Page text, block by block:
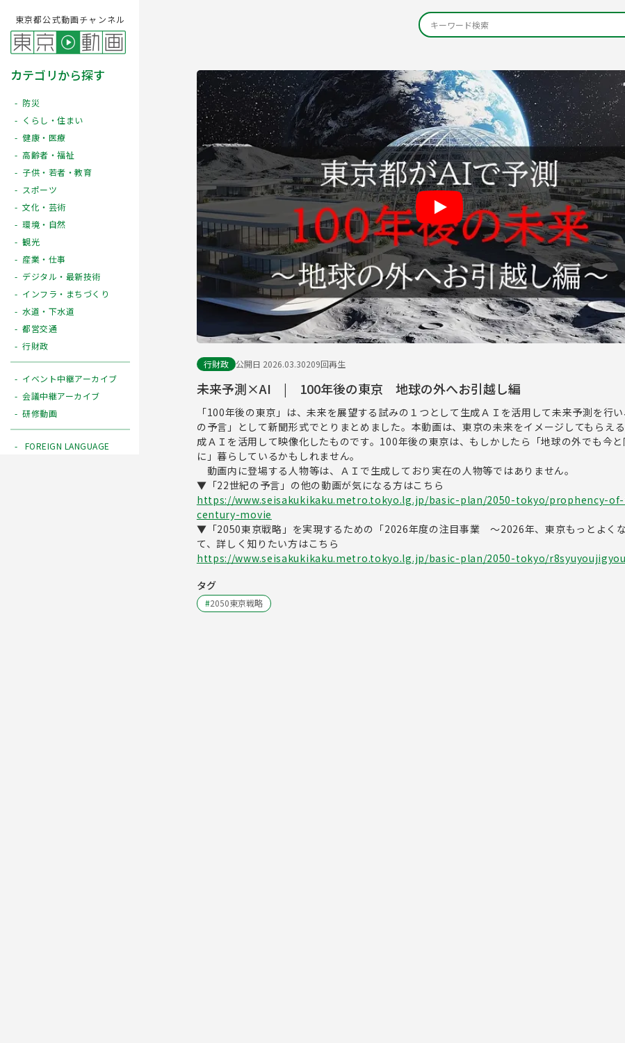
東京都公式動画チャンネル
カテゴリから探す
防災
くらし・住まい
健康・医療
高齢者・福祉
子供・若者・教育
スポーツ
文化・芸術
環境・自然
観光
産業・仕事
デジタル・最新技術
インフラ・まちづくり
水道・下水道
都営交通
行財政
イベント中継アーカイブ
会議中継アーカイブ
研修動画
FOREIGN LANGUAGE
Play
行財政 公開日 2026.03.30209回再生
未来予測×AI | 100年後の東京 地球の外へお引越し編
「100年後の東京」は、未来を展望する試みの１つとして生成ＡＩを活用して未来予測を行
の予言」として新聞形式でとりまとめました。本動画は、東京の未来をイメージしてもらえ
成ＡＩを活用して映像化したものです。100年後の東京は、もしかしたら「地球の外でも今と
に」暮らしているかもしれません。
動画内に登場する人物等は、ＡＩで生成しており実在の人物等ではありません。
▼「22世紀の予言」の他の動画が気になる方はこちら
https://www.seisakukikaku.metro.tokyo.lg.jp/basic-plan/2050-tokyo/prophency-
century-movie
▼「2050東京戦略」を実現するための「2026年度の注目事業 ～2026年、東京もっとよく
て、詳しく知りたい方はこちら
https://www.seisakukikaku.metro.tokyo.lg.jp/basic-plan/2050-tokyo/r8syuyoujigyou
タグ
#2050東京戦略